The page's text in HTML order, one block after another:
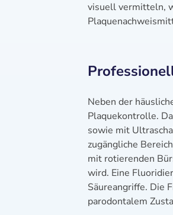
visuell vermitteln,
Neben der
Plaquekontrolle.
sowie mit
zugängliche
mit rotierenden
wird. Eine
Säureangriffe. Die
parodontalem